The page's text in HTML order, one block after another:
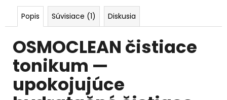
Popis Súvisiace (1) Diskusia
OSMOCLEAN čistiace
tonikum —
upokojujúce